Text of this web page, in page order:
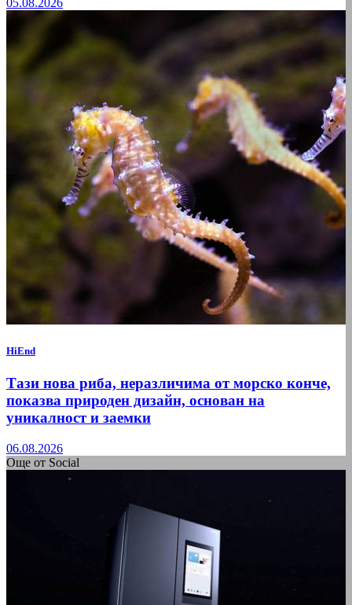
05.08.2026
HiEnd
Тази нова риба, неразличима от морско конче,
показва природен дизайн, основан на
уникалност и заемки
06.08.2026
Още от Social